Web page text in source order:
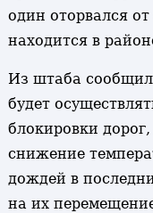
один оторвался
находится в
Из штаба
будет
блокировки
снижение
дождей в
на их